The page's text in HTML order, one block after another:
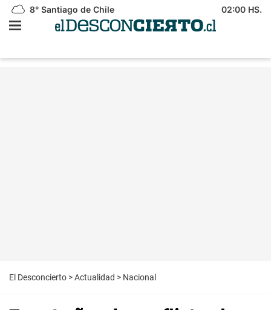
8° Santiago de Chile 02:00 HS.
El Desconcierto >Actualidad > Nacional